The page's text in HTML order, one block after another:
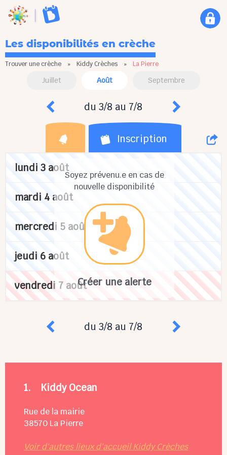
Les disponibilités en crèche
Trouver une crèche » Kiddy Crèches » La Pierre
Juillet Août Septembre
du 3/8 au 7/8
Inscription
Soyez prévenu.e en cas de
nouvelle disponibilité
Créer une alerte
lundi 3 août
mardi 4 août
mercredi 5 août
jeudi 6 août
vendredi 7 août
du 3/8 au 7/8
1. Kiddy Ocean
Rue de la mairie
38570 La Pierre
Voir d'autres lieux d'accueil Kiddy Crèches